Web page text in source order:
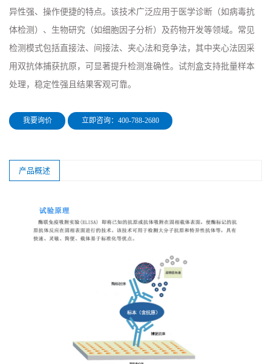
异性强、操作便捷的特点。该技术广泛应用于医学诊断（如病毒抗
体检测）、生物研究（如细胞因子分析）及药物开发等领域。常见
检测模式包括直接法、间接法、夹心法和竞争法，其中夹心法因采
用双抗体捕获抗原，可显著提升检测准确性。试剂盒支持批量样本
处理，稳定性强且结果客观可靠。
我要询价 立即咨询：400-788-2680
产品概述